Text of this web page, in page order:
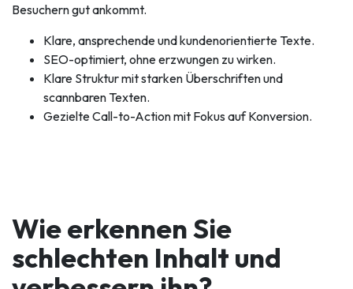
Besuchern gut ankommt.
Klare, ansprechende und kundenorientierte Texte.
SEO-optimiert, ohne erzwungen zu wirken.
Klare Struktur mit starken Überschriften und
scannbaren Texten.
Gezielte Call-to-Action mit Fokus auf Konversion.
Wie erkennen Sie
schlechten Inhalt und